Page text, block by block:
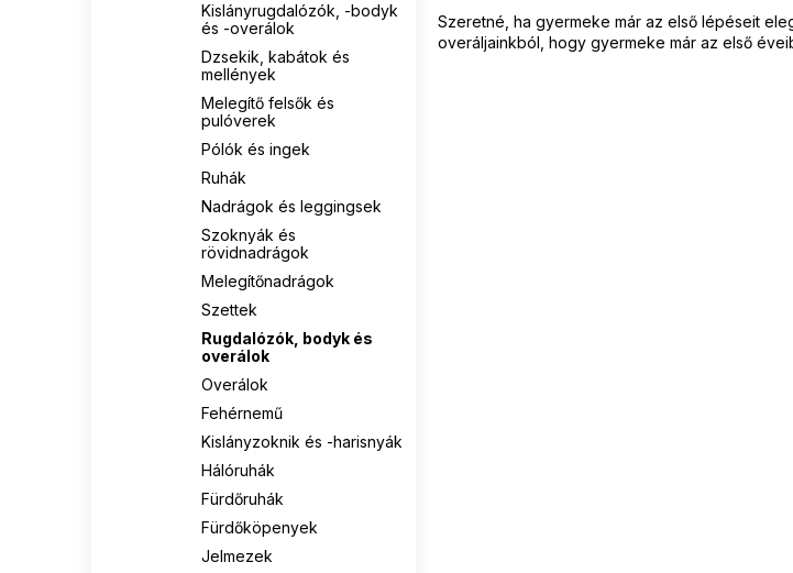
Kislányrugdalózók, -bodyk
és -overálok
Dzsekik, kabátok és
mellények
Melegítő felsők és
pulóverek
Pólók és ingek
Ruhák
Nadrágok és leggingsek
Szoknyák és
rövidnadrágok
Melegítőnadrágok
Szettek
Rugdalózók, bodyk és
overálok
Overálok
Fehérnemű
Kislányzoknik és -harisnyák
Hálóruhák
Fürdőruhák
Fürdőköpenyek
Jelmezek
Szeretné, ha gyermeke már az első lépéseit
overáljainkból, hogy gyermeke már az első